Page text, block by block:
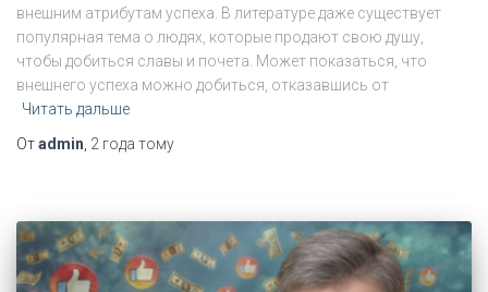
внешним атрибутам успеха. В литературе даже существует
популярная тема о людях, которые продают свою душу,
чтобы добиться славы и почета. Может показаться, что
внешнего успеха можно добиться, отказавшись от
Читать дальше
Отadmin, 2 года тому